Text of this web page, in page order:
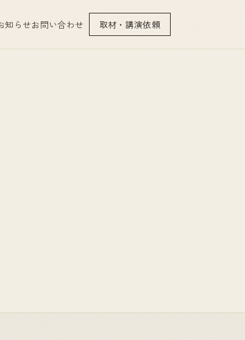
知らせお問い合わせ 取材・講演依頼